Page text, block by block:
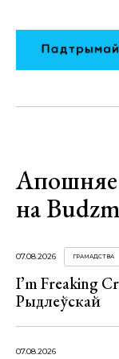
Апошняе
на
07.08.2026 ГРАМАДСТВА
I’m Freaking
Рыдлеўскай
07.08.2026